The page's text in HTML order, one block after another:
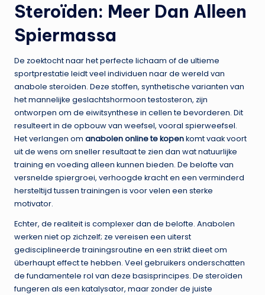
Steroïden: Meer Dan Alleen
Spiermassa
De zoektocht naar het perfecte lichaam of de ultieme
sportprestatie leidt veel individuen naar de wereld van
anabole steroïden. Deze stoffen, synthetische varianten van
het mannelijke geslachtshormoon testosteron, zijn
ontworpen om de eiwitsynthese in cellen te bevorderen. Dit
resulteert in de opbouw van weefsel, vooral spierweefsel.
Het verlangen om anabolen online te kopenkomt vaak voort
uit de wens om sneller resultaat te zien dan wat natuurlijke
training en voeding alleen kunnen bieden. De belofte van
versnelde spiergroei, verhoogde kracht en een verminderd
hersteltijd tussen trainingen is voor velen een sterke
motivator.
Echter, de realiteit is complexer dan de belofte. Anabolen
werken niet op zichzelf; ze vereisen een uiterst
gedisciplineerde trainingsroutine en een strikt dieet om
überhaupt effect te hebben. Veel gebruikers onderschatten
de fundamentele rol van deze basisprincipes. De steroïden
fungeren als een katalysator, maar zonder de juiste